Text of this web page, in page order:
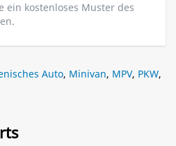
ein kostenloses Muster des
Auto, Minivan, MPV, PKW,